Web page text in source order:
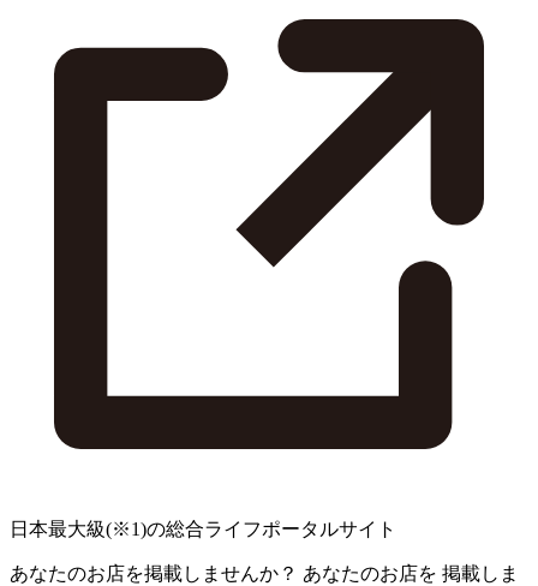
日本最大級(※1)の総合ライフポータルサイト
あなたのお店を掲載しませんか？ あなたのお店を 掲載しま